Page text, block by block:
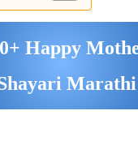
Happy
Marathi